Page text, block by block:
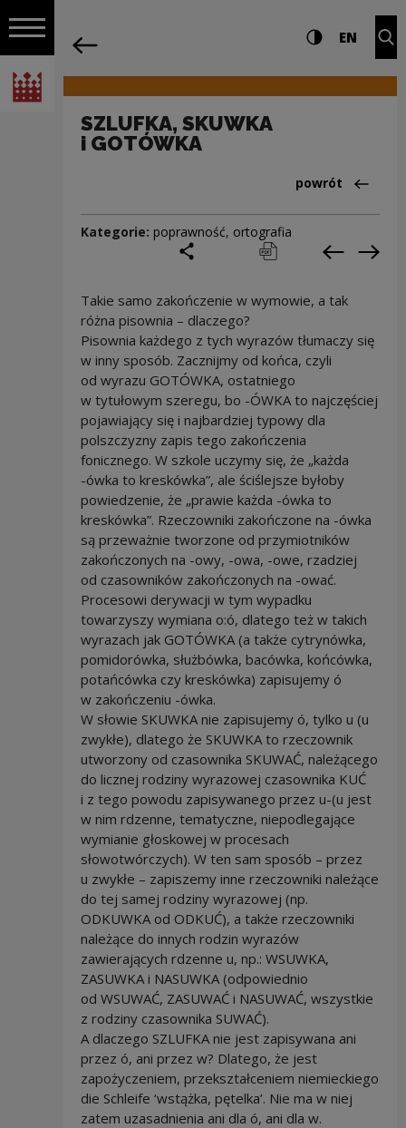
Włącz nawigację
Narodowe Centrum Kultury
Nawigacja Ustawienia i Wysoki
EN
SZLUFKA, SKUWKA
i GOTÓWKA
Powrót
powrót
Kategorie: poprawność, ortografia
podziel się
drukuj pobierz
Takie samo zakończenie w wymowie, a tak
różna pisownia – dlaczego?
Pisownia każdego z tych wyrazów tłumaczy się
w inny sposób. Zacznijmy od końca, czyli
od wyrazu GOTÓWKA, ostatniego
w tytułowym szeregu, bo -ÓWKA to najczęściej
pojawiający się i najbardziej typowy dla
polszczyzny zapis tego zakończenia
fonicznego. W szkole uczymy się, że „każda
-ówka to kreskówka”, ale ściślejsze byłoby
powiedzenie, że „prawie każda -ówka to
kreskówka”. Rzeczowniki zakończone na -ówka
są przeważnie tworzone od przymiotników
zakończonych na -owy, -owa, -owe, rzadziej
od czasowników zakończonych na -ować.
Procesowi derywacji w tym wypadku
towarzyszy wymiana o:ó, dlatego też w takich
wyrazach jak GOTÓWKA (a także cytrynówka,
pomidorówka, służbówka, bacówka, końcówka,
potańcówka czy kreskówka) zapisujemy ó
w zakończeniu -ówka.
W słowie SKUWKA nie zapisujemy ó, tylko u (u
zwykłe), dlatego że SKUWKA to rzeczownik
utworzony od czasownika SKUWAĆ, należącego
do licznej rodziny wyrazowej czasownika KUĆ
i z tego powodu zapisywanego przez u-(u jest
w nim rdzenne, tematyczne, niepodlegające
wymianie głoskowej w procesach
słowotwórczych). W ten sam sposób – przez
u zwykłe – zapiszemy inne rzeczowniki należące
do tej samej rodziny wyrazowej (np.
ODKUWKA od ODKUĆ), a także rzeczowniki
należące do innych rodzin wyrazów
zawierających rdzenne u, np.: WSUWKA,
ZASUWKA i NASUWKA (odpowiednio
od WSUWAĆ, ZASUWAĆ i NASUWAĆ, wszystkie
z rodziny czasownika SUWAĆ).
A dlaczego SZLUFKA nie jest zapisywana ani
przez ó, ani przez w? Dlatego, że jest
zapożyczeniem, przekształceniem niemieckiego
die Schleife ‘wstążka, pętelka’. Nie ma w niej
zatem uzasadnienia ani dla ó, ani dla w.